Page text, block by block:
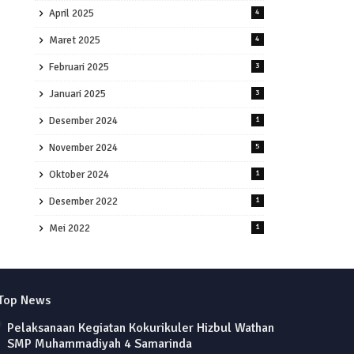
April 2025 4
Maret 2025 4
Februari 2025 3
Januari 2025 3
Desember 2024 1
November 2024 5
Oktober 2024 1
Desember 2022 1
Mei 2022 1
News
Pelaksanaan Kegiatan Kokurikuler Hizbul Wathan
SMP Muhammadiyah 4 Samarinda